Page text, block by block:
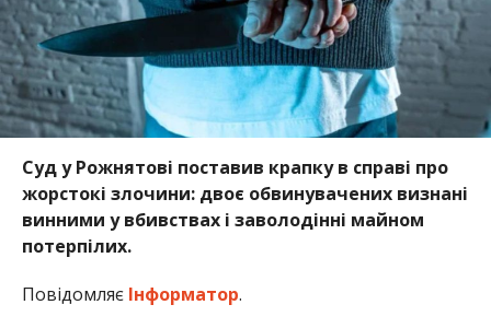
Суд у Рожнятові поставив крапку в справі про
жорстокі злочини: двоє обвинувачених визнані
винними у вбивствах і заволодінні майном
потерпілих.
Повідомляє Інформатор.